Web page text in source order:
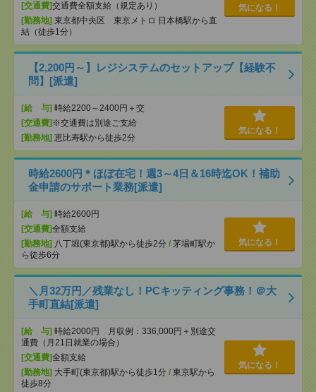
[交通費]交通費全額支給（規定あり）
[勤務地] 東京都中央区 東京メトロ 日本橋駅から直
結（徒歩1分）
気になる！
【2,200円～】レジシステムのセットアップ【経験不
問】[派遣]
[給 与] 時給2200～2400円＋交
[交通費] ※交通費は別途ご支給
[勤務地] 恵比寿駅から徒歩2分
気になる！
時給2600円＊ほぼ在宅！週3～4日＆16時迄OK！補助
金申請のサポート業務[派遣]
[給 与] 時給2600円
[交通費]全額支給
[勤務地] 八丁堀(東京都)駅から徒歩2分 / 茅場町駅か
ら徒歩6分
気になる！
＼月32万円／残業なし！PCキッティング事務！＠大
手町直結[派遣]
[給 与] 時給2000円 月収例：336,000円＋別途交
通費（月21日就業の場合）
[交通費]全額支給
[勤務地] 大手町(東京都)駅から徒歩1分 / 東京駅から
徒歩8分
気になる！